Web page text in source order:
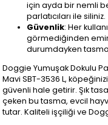
için ayda bir nemli
parlatıcıları ile siliniz.
Güvenlik: Her
görmediğinden emin
durumdayken
Doggie Yumuşak Dokulu
Mavi SBT-3536 L,
güvenli hale getirir. Şık
çeken bu tasma, evcil
tutar. Kaliteli işçiliği ve